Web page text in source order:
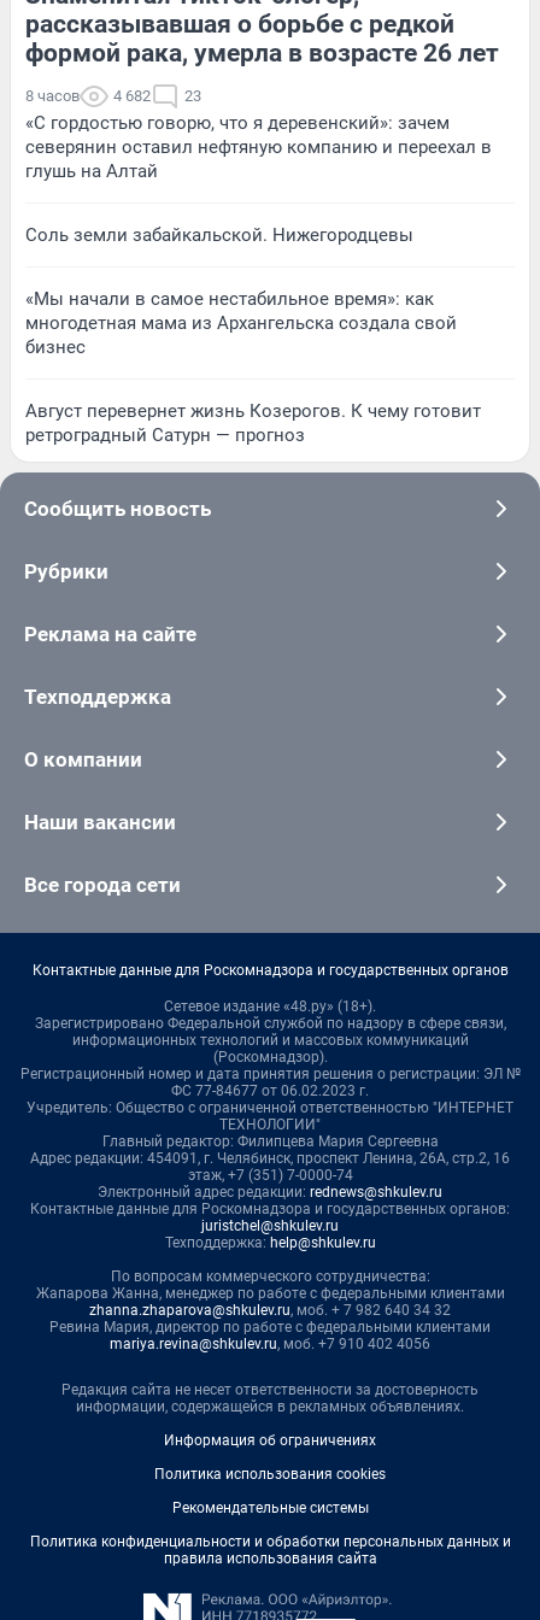
рассказывавшая о борьбе с редкой
формой рака, умерла в возрасте 26 лет
8 часов 4 682 23
«С гордостью говорю, что я деревенский»: зачем
северянин оставил нефтяную компанию и переехал в
глушь на Алтай
Соль земли забайкальской. Нижегородцевы
«Мы начали в самое нестабильное время»: как
многодетная мама из Архангельска создала свой
бизнес
Август перевернет жизнь Козерогов. К чему готовит
ретроградный Сатурн — прогноз
Сообщить новость
Рубрики
Реклама на сайте
Техподдержка
О компании
Наши вакансии
Все города сети
Контактные данные для Роскомнадзора и государственных органов
Сетевое издание «48.ру» (18+).
Зарегистрировано Федеральной службой по надзору в сфере связи,
информационных технологий и массовых коммуникаций
(Роскомнадзор).
Регистрационный номер и дата принятия решения о регистрации: ЭЛ №
ФС 77-84677 от 06.02.2023 г.
Учредитель: Общество с ограниченной ответственностью "ИНТЕРНЕТ
ТЕХНОЛОГИИ"
Главный редактор: Филипцева Мария Сергеевна
Адрес редакции: 454091, г. Челябинск, проспект Ленина, 26А, стр.2, 16
этаж, +7 (351) 7-0000-74
Электронный адрес редакции: rednews@shkulev.ru
Контактные данные для Роскомнадзора и государственных органов:
juristchel@shkulev.ru
Техподдержка: help@shkulev.ru
По вопросам коммерческого сотрудничества:
Жапарова Жанна, менеджер по работе с федеральными клиентами
zhanna.zhaparova@shkulev.ru, моб. + 7 982 640 34 32
Ревина Мария, директор по работе с федеральными клиентами
mariya.revina@shkulev.ru, моб. +7 910 402 4056
Редакция сайта не несет ответственности за достоверность
информации, содержащейся в рекламных объявлениях.
Информация об ограничениях
Политика использования cookies
Рекомендательные системы
Политика конфиденциальности и обработки персональных данных и
правила использования сайта